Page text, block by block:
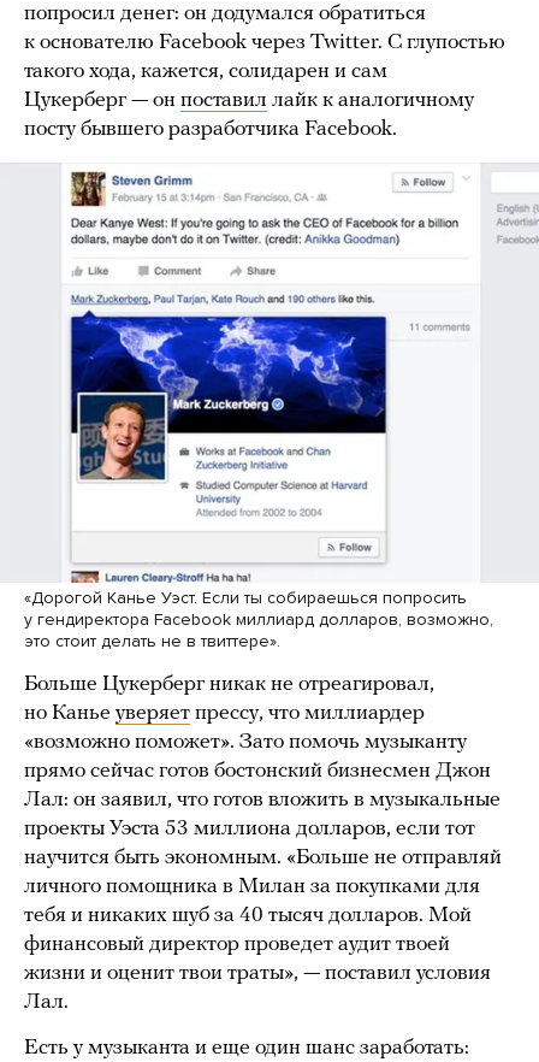
попросил денег: он додумался обратиться
к основателю Facebook через Twitter. С глупостью
такого хода, кажется, солидарен и сам
Цукерберг — он поставил лайк к аналогичному
посту бывшего разработчика Facebook.
«Дорогой Канье Уэст. Если ты собираешься попросить
у гендиректора Facebook миллиард долларов, возможно,
это стоит делать не в твиттере».
Больше Цукерберг никак не отреагировал,
но Канье уверяет прессу, что миллиардер
«возможно поможет». Зато помочь музыканту
прямо сейчас готов бостонский бизнесмен Джон
Лал: он заявил, что готов вложить в музыкальные
проекты Уэста 53 миллиона долларов, если тот
научится быть экономным. «Больше не отправляй
личного помощника в Милан за покупками для
тебя и никаких шуб за 40 тысяч долларов. Мой
финансовый директор проведет аудит твоей
жизни и оценит твои траты», — поставил условия
Лал.
Есть у музыканта и еще один шанс заработать: